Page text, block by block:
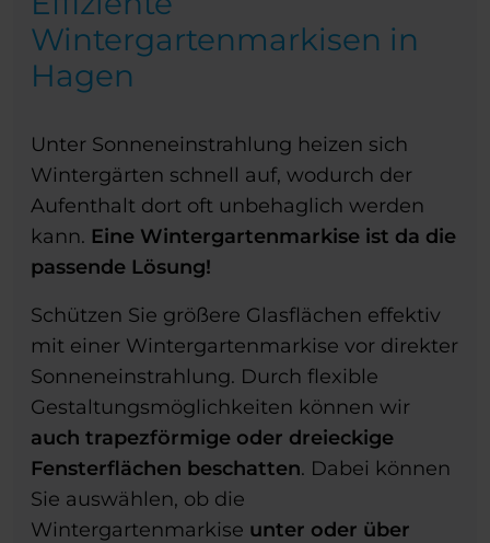
Wintergartenmarkisen in
Hagen
Unter Sonneneinstrahlung heizen sich
Wintergärten schnell auf, wodurch der
Aufenthalt dort oft unbehaglich werden
kann. Eine Wintergartenmarkise ist da die
passende Lösung!
Schützen Sie größere Glasflächen effektiv
mit einer Wintergartenmarkise vor direkter
Sonneneinstrahlung. Durch flexible
Gestaltungsmöglichkeiten können wir
auch trapezförmige oder dreieckige
Fensterflächen beschatten. Dabei können
Sie auswählen, ob die
Wintergartenmarkise unter oder über